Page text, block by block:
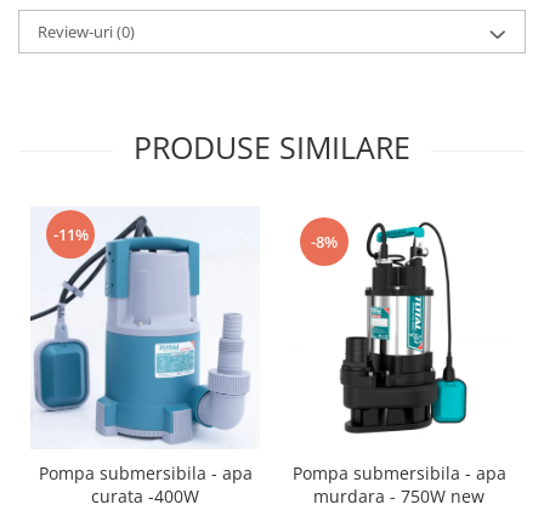
Căști
Protecția ochilor
Protecția urechilor
pistoale silicon
Chei si truse chei
Ciocane , clesti si foarfeci
Debitare gresie / faianta si geamuri
Echipamente atelier
Fierastraie si topoare
Gletiere , spacluri si cuttere
Pensule si trafaleti
Review-uri(0)
PRODUSE SIMILARE
-11%
Pompa submersibila - apa
curata -400W
-8%
Pompa submersibila - apa
murdara - 750W new